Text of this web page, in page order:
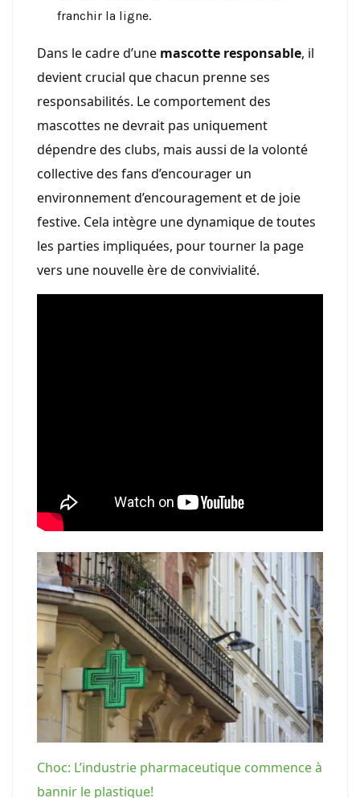
franchir la ligne.
Dans le cadre d’une mascotte responsable, il
devient crucial que chacun prenne ses
responsabilités. Le comportement des
mascottes ne devrait pas uniquement
dépendre des clubs, mais aussi de la volonté
collective des fans d’encourager un
environnement d’encouragement et de joie
festive. Cela intègre une dynamique de toutes
les parties impliquées, pour tourner la page
vers une nouvelle ère de convivialité.
Choc: L’industrie pharmaceutique commence à
bannir le plastique!